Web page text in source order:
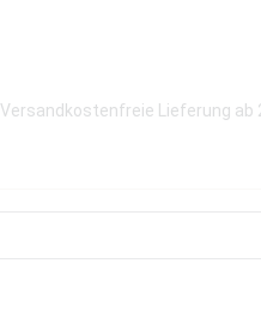
Versandkostenfreie Lieferung ab